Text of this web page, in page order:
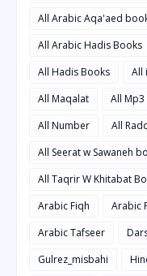
All Arabic Aqa'aed
All Arabic Hadis Books
All Hadis Books
All
All Maqalat
All Mp3
All Number
All
All Seerat w Sawaneh
All Taqrir W Khitabat
Arabic Fiqh
Arabic
Arabic Tafseer
Gulrez_misbahi